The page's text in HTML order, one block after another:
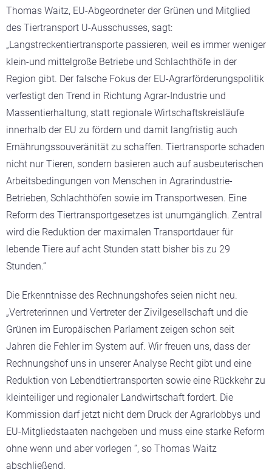
Thomas Waitz, EU-Abgeordneter der Grünen und Mitglied
des Tiertransport U-Ausschusses, sagt:
„Langstreckentiertransporte passieren, weil es immer weniger
klein-und mittelgroße Betriebe und Schlachthöfe in der
Region gibt. Der falsche Fokus der EU-Agrarförderungspolitik
verfestigt den Trend in Richtung Agrar-Industrie und
Massentierhaltung, statt regionale Wirtschaftskreisläufe
innerhalb der EU zu fördern und damit langfristig auch
Ernährungssouveränität zu schaffen. Tiertransporte schaden
nicht nur Tieren, sondern basieren auch auf ausbeuterischen
Arbeitsbedingungen von Menschen in Agrarindustrie-
Betrieben, Schlachthöfen sowie im Transportwesen. Eine
Reform des Tiertransportgesetzes ist unumgänglich. Zentral
wird die Reduktion der maximalen Transportdauer für
lebende Tiere auf acht Stunden statt bisher bis zu 29
Stunden.“
Die Erkenntnisse des Rechnungshofes seien nicht neu.
„Vertreterinnen und Vertreter der Zivilgesellschaft und die
Grünen im Europäischen Parlament zeigen schon seit
Jahren die Fehler im System auf. Wir freuen uns, dass der
Rechnungshof uns in unserer Analyse Recht gibt und eine
Reduktion von Lebendtiertransporten sowie eine Rückkehr zu
kleinteiliger und regionaler Landwirtschaft fordert. Die
Kommission darf jetzt nicht dem Druck der Agrarlobbys und
EU-Mitgliedstaaten nachgeben und muss eine starke Reform
ohne wenn und aber vorlegen “, so Thomas Waitz
abschließend.